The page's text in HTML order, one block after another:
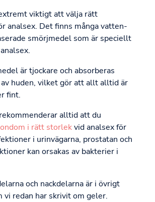
viktigt att välja rätt
analsex. Det finns många vatten-
smörjmedel som är speciellt
är tjockare och absorberas
huden, vilket gör att allt alltid är
fint.
alltid att du
i rätt storlekvid analsex för
i urinvägarna, prostatan och
kan orsakas av bakterier i
och nackdelarna är i övrigt
vi redan har skrivit om geler.